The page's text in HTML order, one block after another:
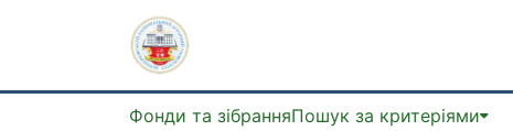
Фонди та зібранняПошук за критеріями